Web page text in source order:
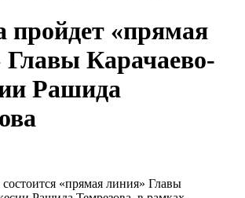
пройдет «прямая
Главы Карачаево-
Рашида
«прямая линия» Главы